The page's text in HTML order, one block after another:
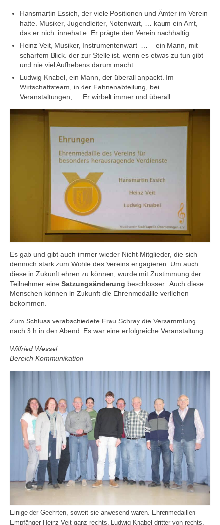
Hansmartin Essich, der viele Positionen und Ämter im Verein
hatte. Musiker, Jugendleiter, Notenwart, … kaum ein Amt,
das er nicht innehatte. Er prägte den Verein nachhaltig.
Heinz Veit, Musiker, Instrumentenwart, … – ein Mann, mit
scharfem Blick, der zur Stelle ist, wenn es etwas zu tun gibt
und nie viel Aufhebens darum macht.
Ludwig Knabel, ein Mann, der überall anpackt. Im
Wirtschaftsteam, in der Fahnenabteilung, bei
Veranstaltungen, … Er wirbelt immer und überall.
Es gab und gibt auch immer wieder Nicht-Mitglieder, die sich
dennoch stark zum Wohle des Vereins engagieren. Um auch
diese in Zukunft ehren zu können, wurde mit Zustimmung der
Teilnehmer eine Satzungsänderung beschlossen. Auch diese
Menschen können in Zukunft die Ehrenmedaille verliehen
bekommen.
Zum Schluss verabschiedete Frau Schray die Versammlung
nach 3 h in den Abend. Es war eine erfolgreiche Veranstaltung.
Wilfried Wessel
Bereich Kommunikation
Einige der Geehrten, soweit sie anwesend waren. Ehrenmedaillen-
Empfänger Heinz Veit ganz rechts, Ludwig Knabel dritter von rechts.